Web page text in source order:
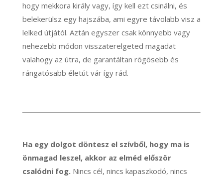
hogy mekkora király vagy, így kell ezt csinálni, és
belekerülsz egy hajszába, ami egyre távolabb visz a
lelked útjától. Aztán egyszer csak könnyebb vagy
nehezebb módon visszaterelgeted magadat
valahogy az útra, de garantáltan rögösebb és
rángatósabb életút vár így rád.
Ha egy dolgot döntesz el szívből, hogy ma is
önmagad leszel, akkor az elméd először
csalódni fog.Nincs cél, nincs kapaszkodó, nincs